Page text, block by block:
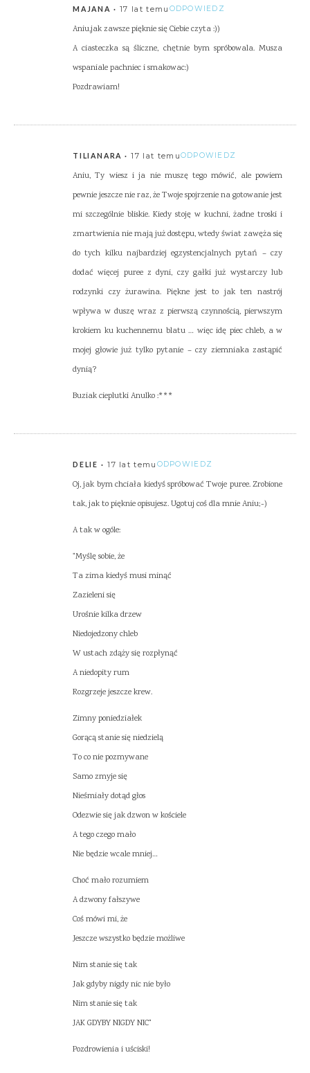
MAJANA 17 lat temu ODPOWIEDZ
Aniu,jak zawsze pięknie się Ciebie czyta :))
A ciasteczka są śliczne, chętnie bym spróbowala. Musza
wspaniale pachniec i smakowac:)
Pozdrawiam!
TILIANARA 17 lat temuODPOWIEDZ
Aniu, Ty wiesz i ja nie muszę tego mówić, ale powiem
pewnie jeszcze nie raz, że Twoje spojrzenie na gotowanie jest
mi szczególnie bliskie. Kiedy stoję w kuchni, żadne troski i
zmartwienia nie mają już dostępu, wtedy świat zawęża się
do tych kilku najbardziej egzystencjalnych pytań – czy
dodać więcej puree z dyni, czy gałki już wystarczy lub
rodzynki czy żurawina. Piękne jest to jak ten nastrój
wpływa w duszę wraz z pierwszą czynnością, pierwszym
krokiem ku kuchennemu blatu … więc idę piec chleb, a w
mojej głowie już tylko pytanie – czy ziemniaka zastąpić
dynią?
Buziak cieplutki Anulko :***
DELIE 17 lat temu ODPOWIEDZ
Oj, jak bym chciała kiedyś spróbować Twoje puree. Zrobione
tak, jak to pięknie opisujesz. Ugotuj coś dla mnie Aniu;-)
A tak w ogóle:
"Myślę sobie, że
Ta zima kiedyś musi minąć
Zazieleni się
Urośnie kilka drzew
Niedojedzony chleb
W ustach zdąży się rozpłynąć
A niedopity rum
Rozgrzeje jeszcze krew.
Zimny poniedziałek
Gorącą stanie się niedzielą
To co nie pozmywane
Samo zmyje się
Nieśmiały dotąd głos
Odezwie się jak dzwon w kościele
A tego czego mało
Nie będzie wcale mniej…
Choć mało rozumiem
A dzwony fałszywe
Coś mówi mi, że
Jeszcze wszystko będzie możliwe
Nim stanie się tak
Jak gdyby nigdy nic nie było
Nim stanie się tak
JAK GDYBY NIGDY NIC"
Pozdrowienia i uściski!